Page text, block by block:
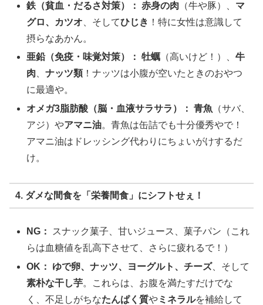
鉄（貧血・だるさ対策）： 赤身の肉 （牛や豚）、 マ
グロ、カツオ 、そしてひじき ！特に女性は意識して
摂らなあかん。
亜鉛（免疫・味覚対策）： 牡蠣 （高いけど！）、牛
肉 、ナッツ類！ナッツは小腹が空いたときのおやつ
に最適や。
オメガ3脂肪酸（脳・血液サラサラ）： 青魚 （サバ、
アジ）やアマニ油。青魚は缶詰でも十分優秀やで！
アマニ油はドレッシング代わりにちょいがけするだ
け。
4. ダメな間食を「栄養間食」にシフトせぇ！
NG：
スナック菓子、甘いジュース、菓子パン（これ
らは血糖値を乱高下させて、さらに疲れるで！）
OK：
ゆで卵、ナッツ、ヨーグルト、チーズ、そして
素朴な干し芋。これらは、お腹を満たすだけでな
く、不足しがちなたんぱく質やミネラルを補給して